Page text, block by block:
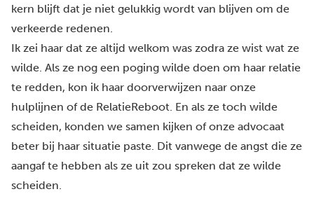
kern blijft dat je niet gelukkig wordt van blijven om de
verkeerde redenen.
Ik zei haar dat ze altijd welkom was zodra ze wist wat ze
wilde. Als ze nog een poging wilde doen om haar relatie
te redden, kon ik haar doorverwijzen naar onze
hulplijnen of de RelatieReboot. En als ze toch wilde
scheiden, konden we samen kijken of onze advocaat
beter bij haar situatie paste. Dit vanwege de angst die ze
aangaf te hebben als ze uit zou spreken dat ze wilde
scheiden.